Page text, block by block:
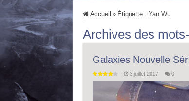
Accueil » Étiquette : Yan Wu
Archives des
Galaxies Nouvelle
3 juillet 2017 0